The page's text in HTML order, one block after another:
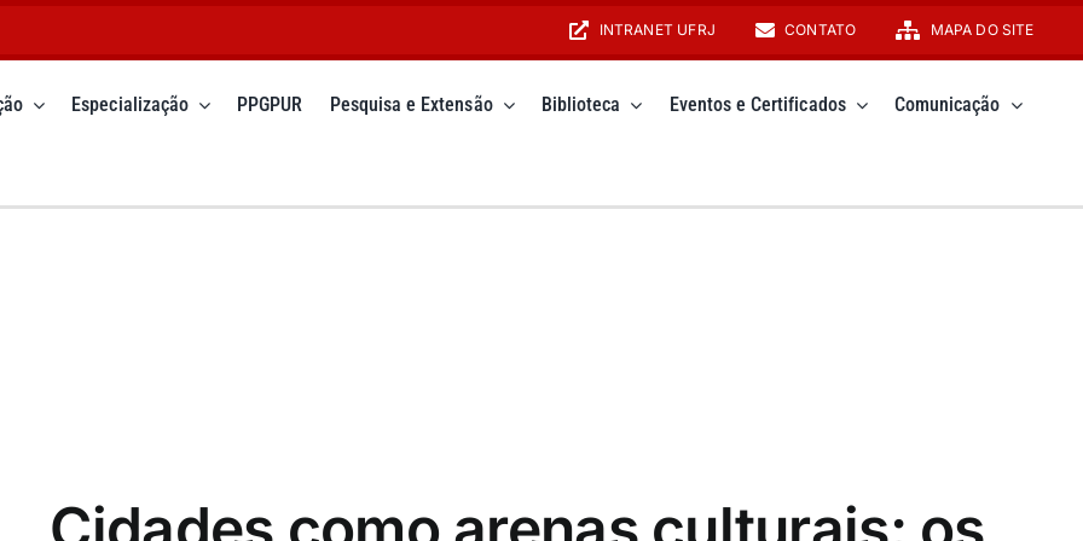
INTRANET UFRJ CONTATO MAPA DO SITE
Especialização PPGPUR Pesquisa e Extensão Biblioteca Eventos e Certificados Comunicação